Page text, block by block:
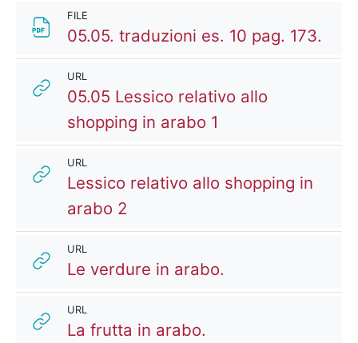
FILE
05.05. traduzioni es. 10 pag. 173.
URL
05.05 Lessico relativo allo
shopping in arabo 1
URL
Lessico relativo allo shopping in
arabo 2
URL
Le verdure in arabo.
URL
La frutta in arabo.